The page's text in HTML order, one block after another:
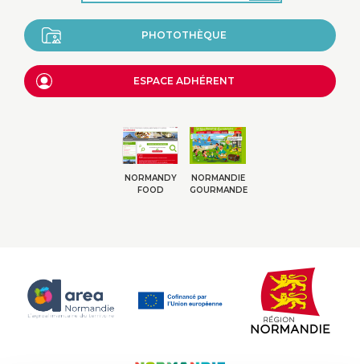
PHOTOTHÈQUE
ESPACE ADHÉRENT
NORMANDY
FOOD
NORMANDIE
GOURMANDE